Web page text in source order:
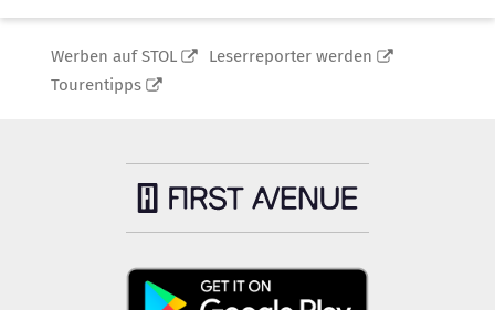
Werben auf STOL
Leserreporter werden
Tourentipps